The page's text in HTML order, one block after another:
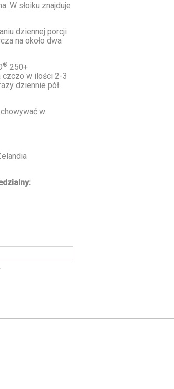
W słoiku znajduje
dziennej porcji
na około dwa
® 250+
czczo w ilości 2-3
dziennie pół
w